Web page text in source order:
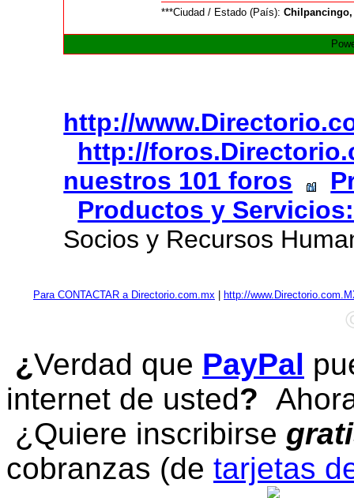
***Ciudad / Estado (País):
http://
http://
nuestros 101 foros
Productos y
Socios y Recursos
Para CONTACTAR a Directorio.com.mx http://
¿Verdad que PayPal
internet de usted?
¿Quiere inscribirse
cobranzas (de tarjetas